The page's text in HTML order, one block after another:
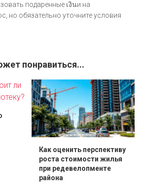
подаренные เงินи на
но обязательно уточните условия
понравиться...
Как оценить перспективу
роста стоимости жилья
при редевелопменте
района